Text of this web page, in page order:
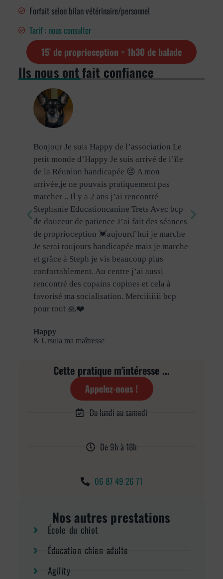
Cette pratique m'intéresse ...
Appelez-nous !
Du lundi au samedi
De 9h à 18h
06 87 49 26 71
Nos autres prestations
École du chiot
Éducation chien adulte
Agility
Forfait selon bilan vétérinaire/personnel
Tarif : nous consulter
15' de proprioception = 1h30 de balade
Ils nous ont fait confiance
Bonjour Je suis Happy de l’association Le
petit monde d’Happy Je suis arrivé de l’île
de la Réunion handicapée 😔 A mon
arrivée,je ne pouvais pratiquement pas
marcher .. Il y a 2 ans j’ai rencontré
Stephanie Educationcanine Trets Avec bcp
de douceur de patience J’ai fait des séances
de proprioception 💓aujourd’hui je marche
Je serai toujours handicapée mais je marche
et grâce à Steph je vis beaucoup plus
confortablement. Au centre j’ai aussi
rencontré des copains copines et cela à
favorisé ma socialisation. Merciiiiiii bcp
pour tout 🙏❤️
Happy
& Ursula ma maîtresse